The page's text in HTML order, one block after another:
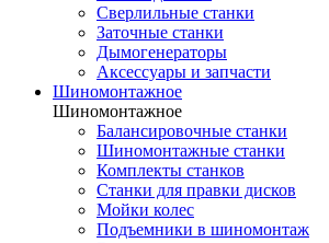
Сверлильные станки
Заточные станки
Дымогенераторы
Аксессуары и запчасти
Шиномонтажное
Шиномонтажное
Балансировочные станки
Шиномонтажные станки
Комплекты станков
Станки для правки дисков
Мойки колес
Подъемники в шиномонтаж